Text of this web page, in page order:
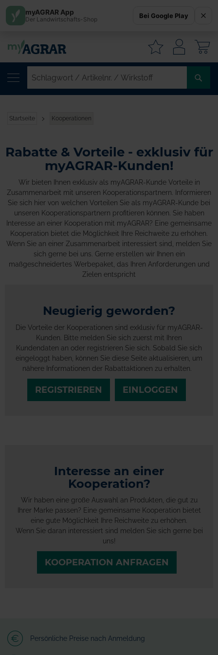
Startseite Kooperationen
Rabatte & Vorteile - exklusiv für
myAGRAR-Kunden!
Wir bieten Ihnen exklusiv als myAGRAR-Kunde Vorteile in
Zusammenarbeit mit unseren Kooperationspartnern. Informieren
Sie sich hier von welchen Vorteilen Sie als myAGRAR-Kunde bei
unseren Kooperationspartnern profitieren können. Sie haben
Interesse an einer Kooperation mit myAGRAR? Eine gemeinsame
Kooperation bietet die Möglichkeit Ihre Reichweite zu erhöhen.
Wenn Sie an einer Zusammenarbeit interessiert sind, melden Sie
sich gerne bei uns. Gerne erstellen wir Ihnen ein
maßgeschneidertes Werbepaket, das Ihren Anforderungen und
Zielen entspricht
Neugierig geworden?
Die Vorteile der Kooperationen sind exklusiv für myAGRAR-
Kunden. Bitte melden Sie sich zuerst mit Ihren
Kundendaten an oder registrieren Sie sich. Sobald Sie sich
eingeloggt haben, können Sie diese Seite aktualisieren, um
nähere Informationen der Rabattaktionen zu erhalten.
REGISTRIEREN EINLOGGEN
Interesse an einer
Kooperation?
Wir haben eine große Auswahl an Produkten, die gut zu
Ihrer Marke passen? Eine gemeinsame Kooperation bietet
eine gute Möglichkeit Ihre Reichweite zu erhöhen.
Wenn Sie daran interessiert sind melden Sie sich gerne bei
uns!
KOOPERATION ANFRAGEN
Persönliche Preise nach Anmeldung
myAGRAR App
Der Landwirtschafts-Shop Bei Google Play